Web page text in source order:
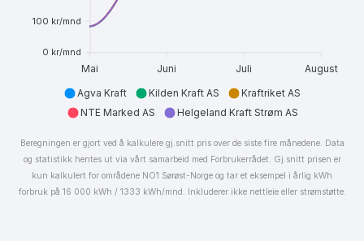
100 kr/mnd
0 kr/mnd
Mai Juni Juli August
Agva Kraft Kilden Kraft AS
Kraftriket AS
NTE Marked AS
Helgeland Kraft Strøm AS
Beregningen er gjort ved å kalkulere gj.snitt pris over de siste fire månedene. Data
og statistikk hentes ut via vårt samarbeid med Forbrukerrådet. Gj.snitt prisen er
kun kalkulert for områdene NO1 Sørøst-Norge og tar et eksempel i årlig kWh
forbruk på 16 000 kWh / 1333 kWh/mnd. Inkluderer ikke nettleie eller strømstøtte.